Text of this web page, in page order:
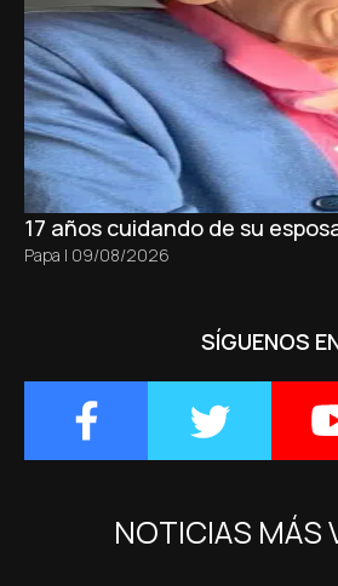
17 años cuidando de su
Papa | 09/08/2026
SÍGUENOS
NOTICIAS MÁS